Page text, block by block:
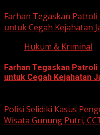
Farhan Tegaskan
untuk Cegah Kejahatan
Hukum & Kriminal
Farhan Tegaskan
untuk Cegah Kejahatan
Polisi Selidiki Kasus
Wisata Gunung Putri,